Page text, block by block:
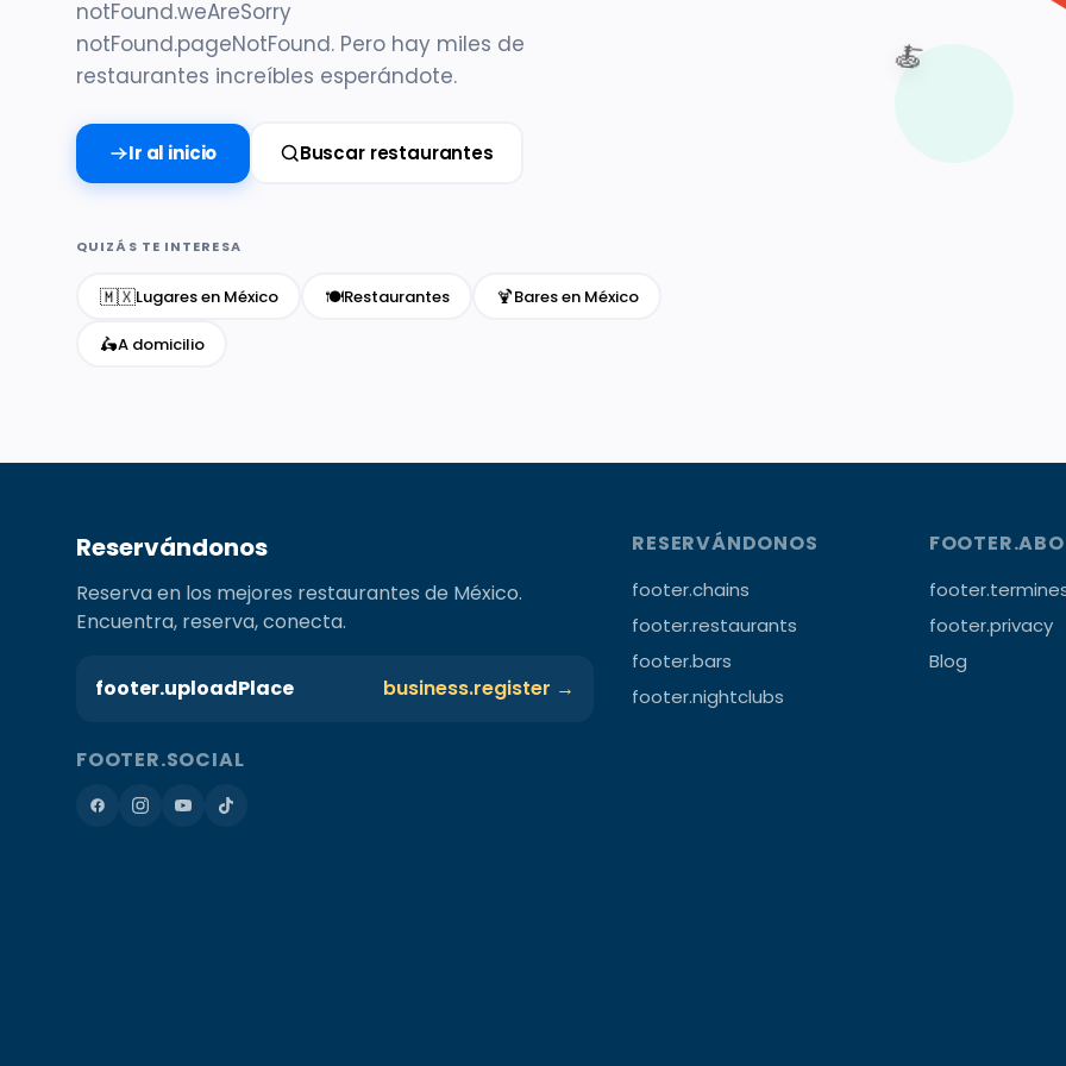
notFound.weAreSorry
notFound.pageNotFound. Pero hay miles de
restaurantes increíbles esperándote.
Ir al inicio Buscar restaurantes
QUIZÁS TE INTERESA
🇲🇽Lugares en México 🍽️Restaurantes 🍹Bares en México
🛵A domicilio
🍝
Reservándonos
Reserva en los mejores restaurantes de México.
Encuentra, reserva, conecta.
footer.uploadPlace business.register →
FOOTER.SOCIAL
RESERVÁNDONOS
footer.chains
footer.restaurants
footer.bars
footer.nightclubs
footer.privacy
Blog